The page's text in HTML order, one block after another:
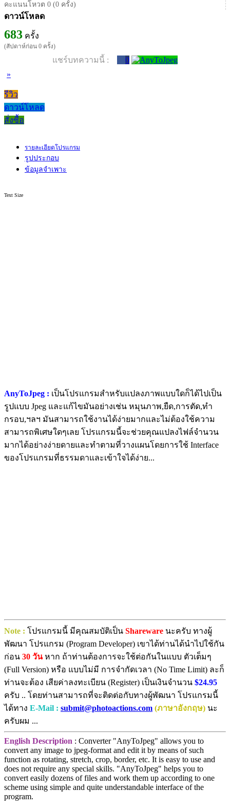
คะแนนโหวต 0 (0 ครั้ง)
ดาวน์โหลด
683 ครั้ง
(สัปดาห์ก่อน 0 ครั้ง)
แชร์บทความนี้ :
0
»
รีวิว
ดาวน์โหลด
สั่งซื้อ
รายละเอียดโปรแกรม
รูปประกอบ
ข้อมูลจำเพาะ
Text Size
AnyToJpeg : เป็นโปรแกรมสำหรับแปลงภาพแบบใดก็ได้ไปเป็น
รูปแบบ Jpeg และแก้ไขมันอย่างเช่น หมุนภาพ,ยืด,การตัด,ทำ
กรอบ,ฯลฯ มันสามารถใช้งานได้ง่ายมากและไม่ต้องใช้ความ
สามารถพิเศษใดๆเลย โปรแกรมนี้จะช่วยคุณแปลงไฟล์จำนวน
มากได้อย่างง่ายดายและทำตามที่วางแผนโดยการใช้ Interface
ของโปรแกรมที่ธรรมดาและเข้าใจได้ง่าย...
Note : โปรแกรมนี้ มีคุณสมบัติเป็น Shareware นะครับ ทางผู้
พัฒนา โปรแกรม (Program Developer) เขาได้ท่านได้นำไปใช้กัน
ก่อน 30 วันหาก ถ้าท่านต้องการจะใช้ต่อกันในแบบ ตัวเต็มๆ
(Full Version) หรือ แบบไม่มี การจำกัดเวลา (No Time Limit) ละก็
ท่านจะต้อง เสียค่าลงทะเบียน (Register) เป็นเงินจำนวน $24.95
ครับ .. โดยท่านสามารถที่จะติดต่อกับทางผู้พัฒนา โปรแกรมนี้
ได้ทาง E-Mail : submit@photoactions.com (ภาษาอังกฤษ) นะ
ครับผม ...
English Description : Converter "AnyToJpeg" allows you to
convert any image to jpeg-format and edit it by means of such
function as rotating, stretch, crop, border, etc. It is easy to use and
does not require any special skills. "AnyToJpeg" helps you to
convert easily dozens of files and work them up according to one
scheme using simple and quite understandable interface of the
program.